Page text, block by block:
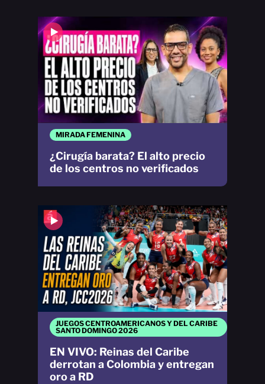
JUEGOS CENTROAMERICANOS Y DEL CARIBE
SANTO DOMINGO 2026
EN VIVO: Reinas del Caribe
derrotan a Colombia y entregan
oro a RD
MIRADA FEMENINA
¿Cirugía barata? El alto precio
de los centros no verificados